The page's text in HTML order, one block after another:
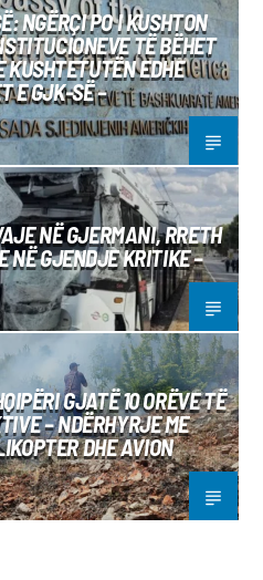
NGËRÇI PO I KUSHTON
TË BËHET
KUSHTETUTËN EDHE
E GJK-SË –
NË GJERMANI, RRETH
NË GJENDJE KRITIKE –
GJATË 10 ORËVE TË
– NDËRHYRJE ME
DHE AVION